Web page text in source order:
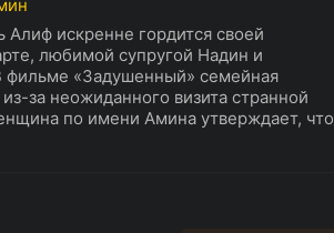
искренне гордится своей
любимой супругой Надин и
«Задушенный» семейная
за неожиданного визита странной
по имени Амина утверждает, что